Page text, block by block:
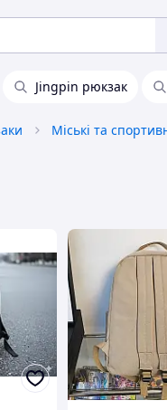
Jingpin рюкзак
Міські та